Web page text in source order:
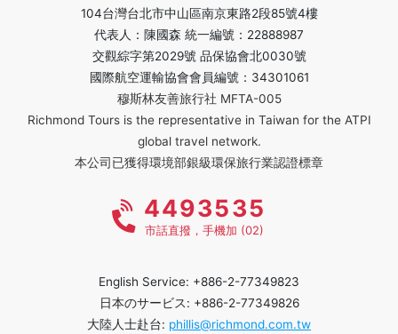
104台灣台北市中山區南京東路2段85號4樓
代表人：陳國森 統一編號：22888987
交觀綜字第2029號 品保協會北0030號
國際航空運輸協會會員編號：34301061
穆斯林友善旅行社 MFTA-005
Richmond Tours is the representative in Taiwan for the ATPI
global travel network.
本公司已獲得環境部銀級環保旅行業認證標章
4493535
市話直撥，手機加 (02)
English Service: +886-2-77349823
日本のサービス: +886-2-77349826
大陸人士赴台: phillis@richmond.com.tw